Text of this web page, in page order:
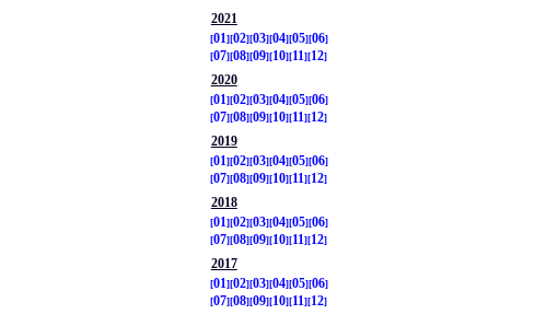
2021
01
02 03 04 05 06
07 08 09 10 11
12
2020
01
02 03 04 05 06
07 08 09 10 11
12
2019
01
02 03 04 05 06
07 08 09 10 11
12
2018
01 02 03 04 05 06
07 08 09 10 11 12
2017
01 02 03 04 05 06
07 08 09 10 11 12